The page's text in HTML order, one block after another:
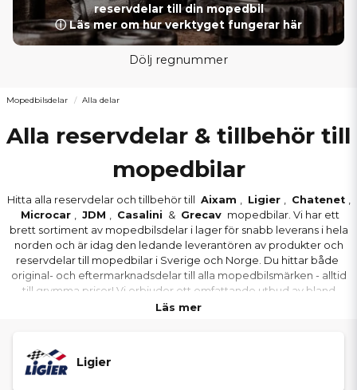
reservdelar till din mopedbil
ⓘ Läs mer om hur verktyget fungerar här
Dölj regnummer
Mopedbilsdelar Alla delar
Alla reservdelar & tillbehör till
mopedbilar
Hitta alla reservdelar och tillbehör till Aixam , Ligier , Chatenet ,
Microcar , JDM , Casalini & Grecav mopedbilar. Vi har ett
brett sortiment av mopedbilsdelar i lager för snabb leverans i hela
norden och är idag den ledande leverantören av produkter och
reservdelar till mopedbilar i Sverige och Norge. Du hittar både
original- och eftermarknadsdelar till alla mopedbilsmärken - alltid
till grymma priser! Vi erbjuder ett omfattande utbud av bland
annat bromsdelar, serviceprodukter, delar till variator och drivlina,
Lombardini, Yanmar & Kubota. Du visste väl att du kan slå in
registreringsnumret till er mopedbil på hemsidan för att få fram
Läs mer
Ligier